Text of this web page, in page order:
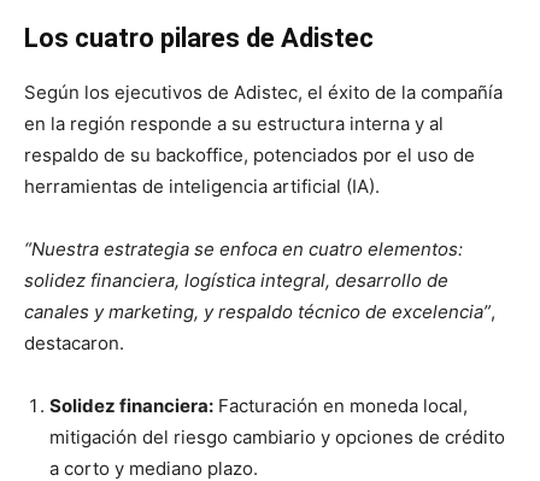
Los cuatro pilares de Adistec
Según los ejecutivos de Adistec, el éxito de la compañía
en la región responde a su estructura interna y al
respaldo de su backoffice, potenciados por el uso de
herramientas de inteligencia artificial (IA).
“Nuestra estrategia se enfoca en cuatro elementos:
solidez financiera, logística integral, desarrollo de
canales y marketing, y respaldo técnico de excelencia”,
destacaron.
Solidez financiera: Facturación en moneda local,
mitigación del riesgo cambiario y opciones de crédito
a corto y mediano plazo.